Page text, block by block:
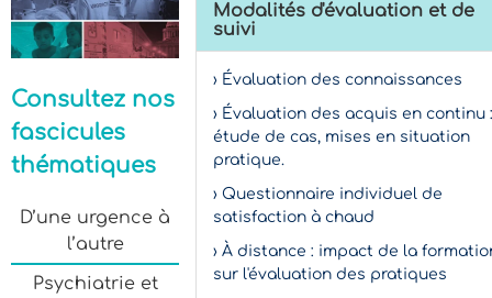
Consultez nos
fascicules
thématiques
D’une urgence à
l’autre
Psychiatrie et
Modalités d'évaluation et de
suivi
› Évaluation des connaissances
› Évaluation des acquis en continu :
étude de cas, mises en situation
pratique.
› Questionnaire individuel de
satisfaction à chaud
› À distance : impact de la
sur l'évaluation des pratiques